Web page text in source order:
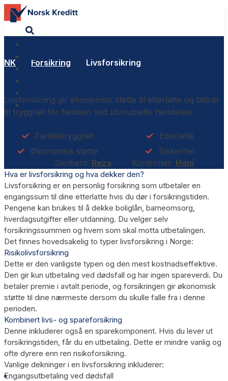
Forsikring
Guides
NK Forsikring Livsforsikring
Livsforsikring gir økonomisk støtte til etterlatte og bidrar
til trygghet for familien ved uforutsette hendelser.
Familietrygghet
Etterlatte
Økonomisk støtte
Sikkerhet
Skribent: Reza Kontrollør: Hani
Hva er livsforsikring og hva dekker den?
Livsforsikring er en personlig forsikring som utbetaler en
engangssum til dine etterlatte hvis du dør i forsikringstiden.
Pengene kan brukes til å dekke boliglån, barneomsorg,
hverdagsutgifter eller utdanning. Du velger selv
forsikringssummen og hvem som skal motta utbetalingen.
Det finnes hovedsakelig to typer livsforsikring i Norge:
Risikolivsforsikring
Dette er den vanligste typen og den mest kostnadseffektive.
Den gir kun utbetaling ved dødsfall og har ingen spareverdi. Du
betaler premie i avtalt periode, og forsikringen gir økonomisk
støtte til dine nærmeste dersom du skulle falle fra i denne
perioden.
Kombinert livs- og spareforsikring
Denne inkluderer også en sparekomponent. Hvis du lever ut
forsikringstiden, får du en utbetaling. Dette er mindre vanlig og
ofte dyrere enn ren risikoforsikring.
Vanlige dekninger i en livsforsikring inkluderer:
Engangsutbetaling ved dødsfall